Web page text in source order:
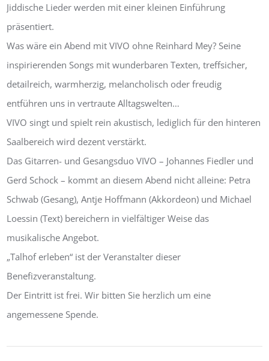
Jiddische Lieder werden mit einer kleinen Einführung
präsentiert.
Was wäre ein Abend mit VIVO ohne Reinhard Mey? Seine
inspirierenden Songs mit wunderbaren Texten, treffsicher,
detailreich, warmherzig, melancholisch oder freudig
entführen uns in vertraute Alltagswelten…
VIVO singt und spielt rein akustisch, lediglich für den hinteren
Saalbereich wird dezent verstärkt.
Das Gitarren- und Gesangsduo VIVO – Johannes Fiedler und
Gerd Schock – kommt an diesem Abend nicht alleine: Petra
Schwab (Gesang), Antje Hoffmann (Akkordeon) und Michael
Loessin (Text) bereichern in vielfältiger Weise das
musikalische Angebot.
„Talhof erleben“ ist der Veranstalter dieser
Benefizveranstaltung.
Der Eintritt ist frei. Wir bitten Sie herzlich um eine
angemessene Spende.